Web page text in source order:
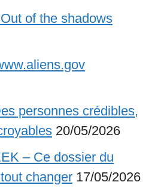
of the shadows
personnes crédibles,
20/05/2026
– Ce dossier du
changer 17/05/2026